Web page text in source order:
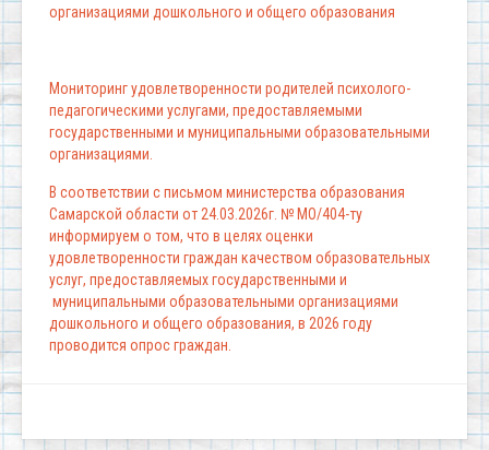
организациями дошкольного и общего образования
Мониторинг удовлетворенности родителей психолого-
педагогическими услугами, предоставляемыми
государственными и муниципальными образовательными
организациями.
В соответствии с письмом министерства образования
Самарской области от 24.03.2026г. № МО/404-ту
информируем о том, что в целях оценки
удовлетворенности граждан качеством образовательных
услуг, предоставляемых государственными и
муниципальными образовательными организациями
дошкольного и общего образования, в 2026 году
проводится опрос граждан.